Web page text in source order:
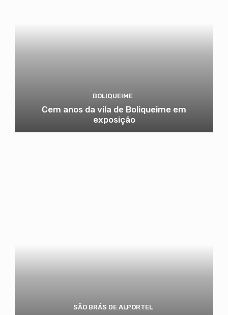
BOLIQUEIME
Cem anos da vila de Boliqueime em
exposição
SÃO BRÁS DE ALPORTEL